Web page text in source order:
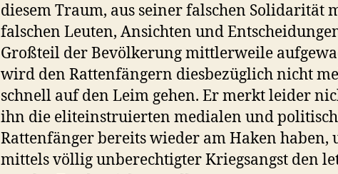
diesem Traum, aus seiner falschen Solidarität
falschen Leuten, Ansichten und
Großteil der Bevölkerung mittlerweile
wird den Rattenfängern diesbezüglich nicht
schnell auf den Leim gehen. Er merkt leider
ihn die eliteinstruierten medialen und
Rattenfänger bereits wieder am Haken haben,
mittels völlig unberechtigter Kriegsangst den